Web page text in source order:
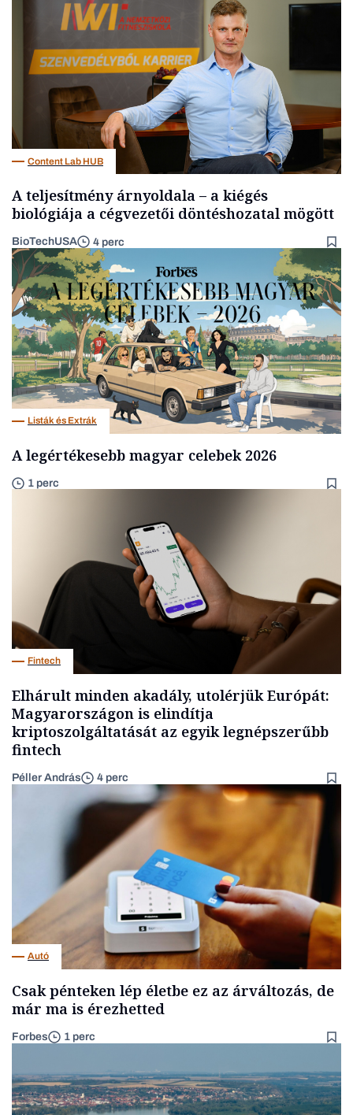
Befektetés
Content Lab HUB
A teljesítmény árnyoldala – a kiégés
biológiája a cégvezetői döntéshozatal mögött
BioTechUSA 4 perc
Listák és Extrák
A legértékesebb magyar celebek 2026
1 perc
Fintech
Elhárult minden akadály, utolérjük Európát:
Magyarországon is elindítja
kriptoszolgáltatását az egyik legnépszerűbb
fintech
Péller András 4 perc
Autó
Csak pénteken lép életbe ez az árváltozás, de
már ma is érezhetted
Forbes 1 perc